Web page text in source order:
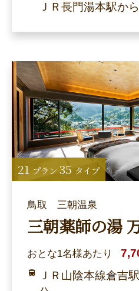
ＪＲ長門湯本駅か
鳥取 三朝温泉
三朝薬師の湯
おとな1名様あたり
ＪＲ山陰本線倉吉
21 プラン 35 タイプ